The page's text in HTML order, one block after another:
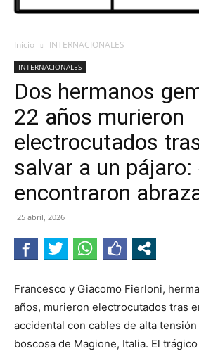
Inicio INTERNACIONALES
INTERNACIONALES
Dos hermanos
22 años murieron
electrocutados
salvar a un pájaro:
encontraron
25 abril, 2026
Francesco y Giacomo Fierloni,
años, murieron electrocutados tras
accidental con cables de alta
boscosa de Magione, Italia. El